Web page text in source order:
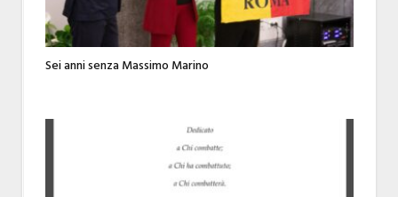
Sei anni senza Massimo Marino